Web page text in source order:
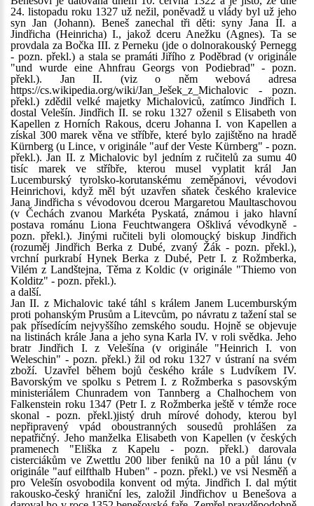
24. listopadu roku 1327 už nežil, poněvadž u vlády byl už jeho
syn Jan (Johann). Beneš zanechal tři děti: syny Jana II. a
Jindřicha (Heinricha) I., jakož dceru Anežku (Agnes). Ta se
provdala za Bočka III. z Perneku (jde o dolnorakouský Pernegg
- pozn. překl.) a stala se pramáti Jiřího z Poděbrad (v originále
"und wurde eine Ahnfrau Georgs von Podiebrad" - pozn.
překl.). Jan II. (viz o něm webová adresa
https://cs.wikipedia.org/wiki/Jan_Ješek_z_Michalovic - pozn.
překl.) zdědil velké majetky Michaloviců, zatímco Jindřich I.
dostal Velešín. Jindřich II. se roku 1327 oženil s Elisabeth von
Kapellen z Horních Rakous, dceru Johanna I. von Kapellen a
získal 300 marek věna ve stříbře, které bylo zajištěno na hradě
Kürnberg (u Lince, v originále "auf der Veste Kürnberg" - pozn.
překl.). Jan II. z Michalovic byl jedním z ručitelů za sumu 40
tisíc marek ve stříbře, kterou musel vyplatit král Jan
Lucemburský tyrolsko-korutanskému zeměpánovi, vévodovi
Heinrichovi, když měl být uzavřen sňatek českého kralevice
Jana Jindřicha s vévodovou dcerou Margaretou Maultaschovou
(v Čechách zvanou Markéta Pyskatá, známou i jako hlavní
postava románu Liona Feuchtwangera Ošklivá vévodkyně -
pozn. překl.). Jinými ručiteli byli olomoucký biskup Jindřich
(rozuměj Jindřich Berka z Dubé, zvaný Žák - pozn. překl.),
vrchní purkrabí Hynek Berka z Dubé, Petr I. z Rožmberka,
Vilém z Landštejna, Těma z Koldic (v originále "Thiemo von
Kolditz" - pozn. překl.).
a další.
Jan II. z Michalovic také táhl s králem Janem Lucemburským
proti pohanským Prusům a Litevcům, po návratu z tažení stal se
pak přísedícím nejvyššího zemského soudu. Hojně se objevuje
na listinách krále Jana a jeho syna Karla IV. v roli svědka. Jeho
bratr Jindřich I. z Velešína (v originále "Heinrich I. von
Weleschin" - pozn. překl.) žil od roku 1327 v ústraní na svém
zboží. Uzavřel během bojů českého krále s Ludvíkem IV.
Bavorským ve spolku s Petrem I. z Rožmberka s pasovským
ministeriálem Chunradem von Tannberg a Chalhochem von
Falkenstein roku 1347 (Petr I. z Rožmberka ještě v témže roce
skonal - pozn. překl.)jistý druh mírové dohody, kterou byl
nepřipravený vpád oboustranných sousedů prohlášen za
nepatřičný. Jeho manželka Elisabeth von Kapellen (v českých
pramenech "Eliška z Kapelu - pozn. překl.) darovala
cisterciákům ve Zwettlu 200 liber feniků na 10 a půl lánu (v
originále "auf eilfthalb Huben" - pozn. překl.) ve vsi Nesměň a
pro Velešín osvobodila konvent od mýta. Jindřich I. dal mýtit
rakousko-český hraniční les, založil Jindřichov u Benešova a